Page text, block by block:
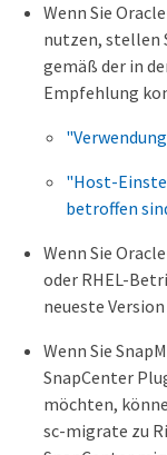
Wenn Sie
nutzen, stellen
gemäß der in
Empfehlung
"Host-
betroffen
Wenn Sie
oder RHEL-
neueste
Wenn Sie
SnapCenter
möchten,
sc-migrate zu